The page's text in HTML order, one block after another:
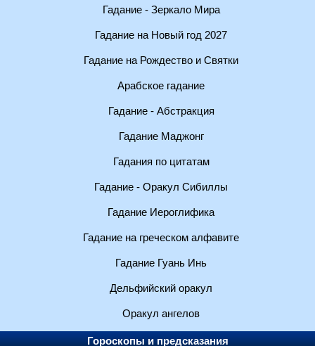
Гадание - Зеркало Мира
Гадание на Новый год 2027
Гадание на Рождество и Святки
Арабское гадание
Гадание - Абстракция
Гадание Маджонг
Гадания по цитатам
Гадание - Оракул Сибиллы
Гадание Иероглифика
Гадание на греческом алфавите
Гадание Гуань Инь
Дельфийский оракул
Оракул ангелов
Гороскопы и предсказания